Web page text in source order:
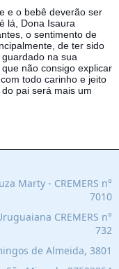
e o bebê deverão ser
lá, Dona Isaura
o sentimento de
de ter sido
na sua
não consigo explicar
todo carinho e jeito
pai será mais um
Marty - CREMERS n°
7010
CREMERS n°
732
de Almeida, 3801